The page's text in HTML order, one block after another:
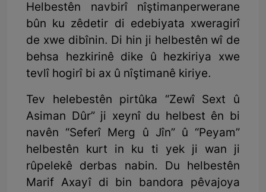
Helbestên navbirî nîştimanperwerane
bûn ku zêdetir di edebiyata xweragirî
de xwe dibînin. Di hin ji helbestên wî de
behsa hezkirinê dike û hezkiriya xwe
tevlî hogirî bi ax û nîştimanê kiriye.
Tev helebestên pirtûka “Zewî Sext û
Asiman Dûr” ji xeynî du helbest ên bi
navên “Seferî Merg û Jîn” û “Peyam”
helbestên kurt in ku ti yek ji wan ji
rûpelekê derbas nabin. Du helbestên
Marif Axayî di bin bandora pêvajoya